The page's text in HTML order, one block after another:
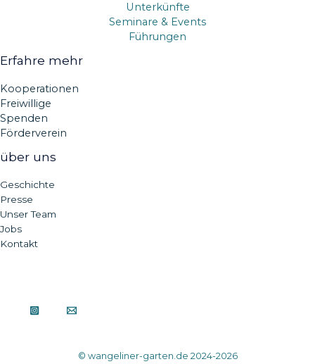
Unterkünfte
Seminare & Events
Führungen
Erfahre mehr
Kooperationen
Freiwillige
Spenden
Förderverein
über uns
Geschichte
Presse
Unser Team
Jobs
Kontakt
© wangeliner-garten.de 2024-2026